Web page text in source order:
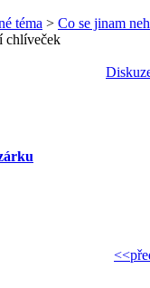
téma > Co se jinam
chlíveček